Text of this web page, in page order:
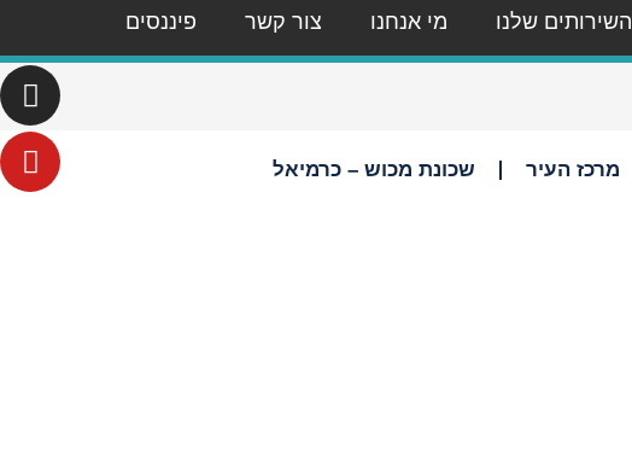
השירותים שלנו מי אנחנו צור קשר פיננסים
מרכז העיר שכונת מכוש – כרמיאל